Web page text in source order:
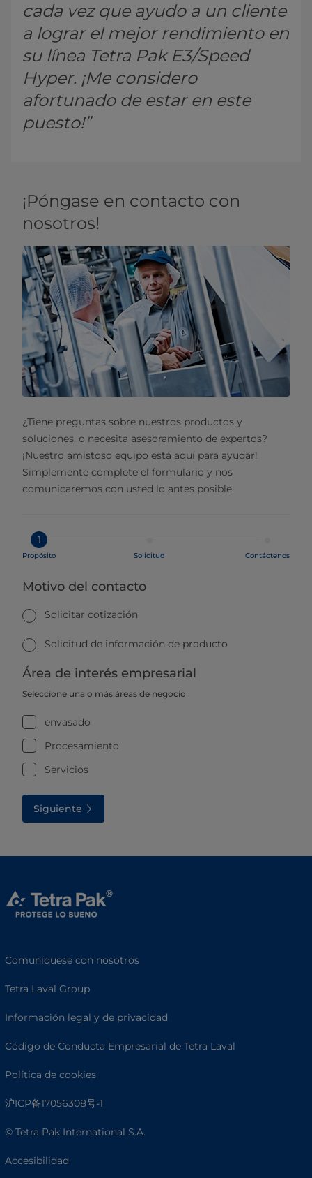
cada vez que ayudo a un cliente
a lograr el mejor rendimiento en
su línea Tetra Pak E3/Speed
Hyper. ¡Me considero
afortunado de estar en este
puesto!”
¡Póngase en contacto con
nosotros!
¿Tiene preguntas sobre nuestros productos y
soluciones, o necesita asesoramiento de expertos?
¡Nuestro amistoso equipo está aquí para ayudar!
Simplemente complete el formulario y nos
comunicaremos con usted lo antes posible.
1
Propósito Solicitud Contáctenos
Motivo del contacto
Solicitar cotización
Solicitud de información de producto
Área de interés empresarial
Seleccione una o más áreas de negocio
envasado
Procesamiento
Servicios
Siguiente
Comuníquese con nosotros
Tetra Laval Group
Información legal y de privacidad
Código de Conducta Empresarial de Tetra Laval
Política de cookies
沪ICP备17056308号-1
© Tetra Pak International S.A.
Accesibilidad